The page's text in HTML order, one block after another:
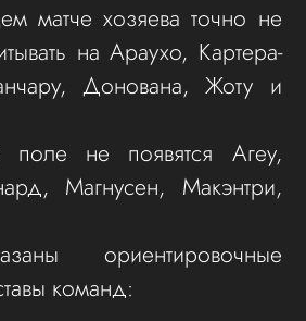
матче хозяева точно не
на Араухо, Картера-
Донована, Жоту и
поле не появятся Агеу,
Магнусен, Макэнтри,
ориентировочные
команд: